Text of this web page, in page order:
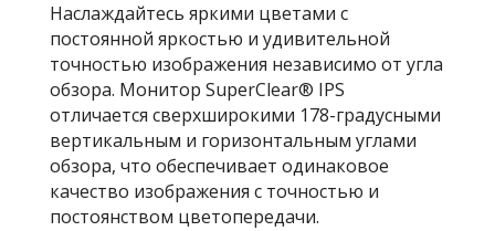
Наслаждайтесь яркими цветами с
постоянной яркостью и удивительной
точностью изображения независимо от угла
обзора. Монитор SuperClear® IPS
отличается сверхширокими 178-градусными
вертикальным и горизонтальным углами
обзора, что обеспечивает одинаковое
качество изображения с точностью и
постоянством цветопередачи.